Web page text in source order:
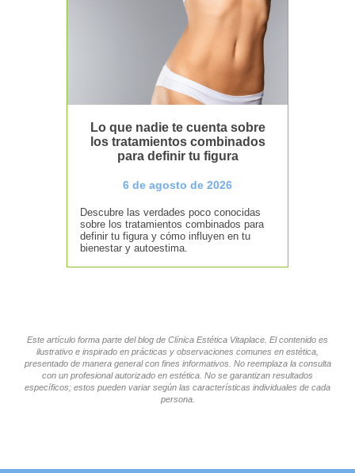
Lo que nadie te cuenta sobre
los tratamientos combinados
para definir tu figura
6 de agosto de 2026
Descubre las verdades poco conocidas
sobre los tratamientos combinados para
definir tu figura y cómo influyen en tu
bienestar y autoestima.
Este artículo forma parte del blog de Clínica Estética Vitaplace. El contenido es
ilustrativo e inspirado en prácticas y observaciones comunes en estética,
presentado de manera general con fines informativos. No reemplaza la consulta
con un profesional autorizado en estética. No se garantizan resultados
específicos; estos pueden variar según las características individuales de cada
persona.